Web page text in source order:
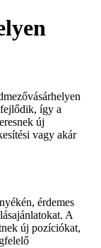
így a
új
vagy akár
érdemes
A
új pozíciókat,